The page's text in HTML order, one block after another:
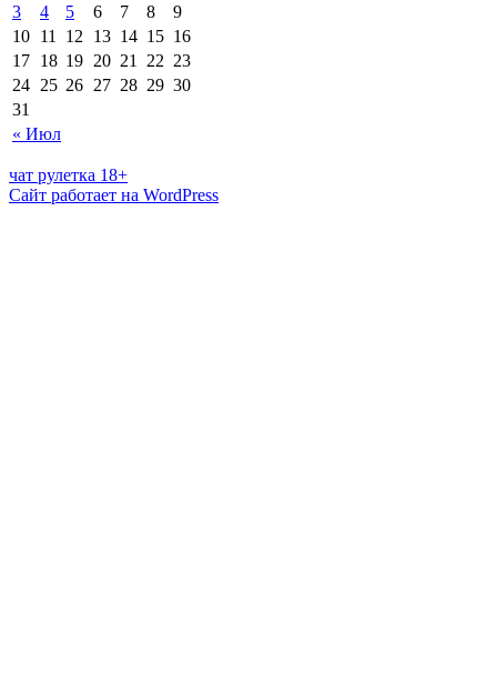
« Июл
3 4 5 6 7 8
9
10 11 12 13 14 15 16
17 18 19 20 21 22 23
24 25 26 27 28 29 30
31
чат рулетка 18+
Сайт работает на WordPress